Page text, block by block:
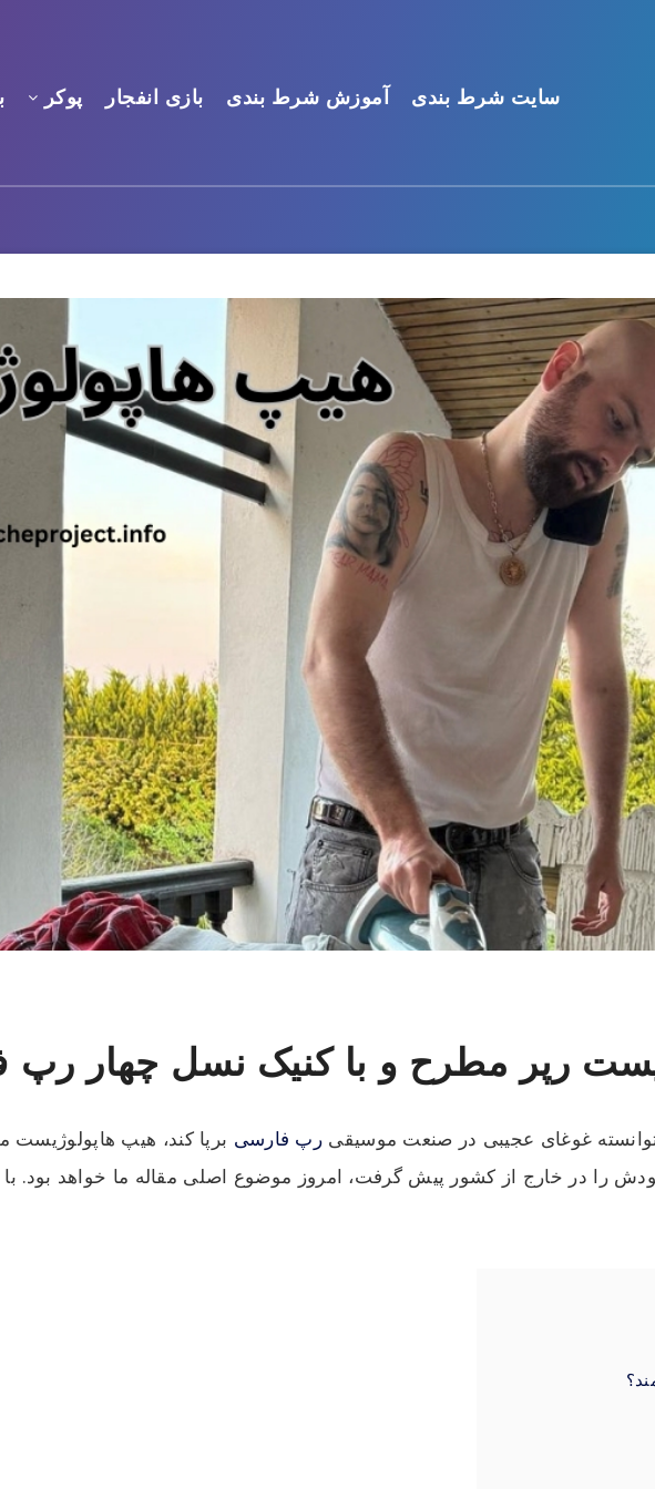
سایت شرط بندی آموزش شرط بندی بازی انفجار پوکر
رپر مطرح و با کنیک نسل چهار رپ
غوغای عجیبی در صنعت موسیقی رپ فارسی برپا کند، هیپ هاپولوژیست
را در خارج از کشور پیش گرفت، امروز موضوع اصلی مقاله ما خواهد بود. با